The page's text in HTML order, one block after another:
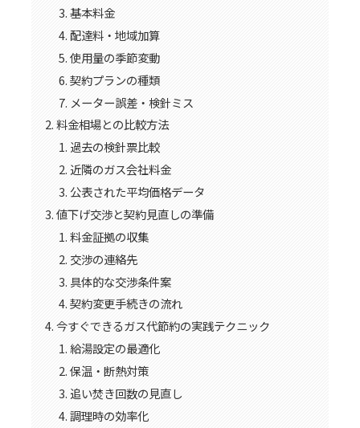
基本料金
配達料・地域加算
使用量の季節変動
契約プランの種類
メーター誤差・検針ミス
料金相場との比較方法
過去の検針票比較
近隣のガス会社料金
公表された平均価格データ
値下げ交渉と契約見直しの準備
料金証拠の収集
交渉の連絡先
具体的な交渉条件案
契約変更手続きの流れ
今すぐできるガス代節約の実践テクニック
給湯設定の最適化
保温・断熱対策
追い焚き回数の見直し
調理時の効率化